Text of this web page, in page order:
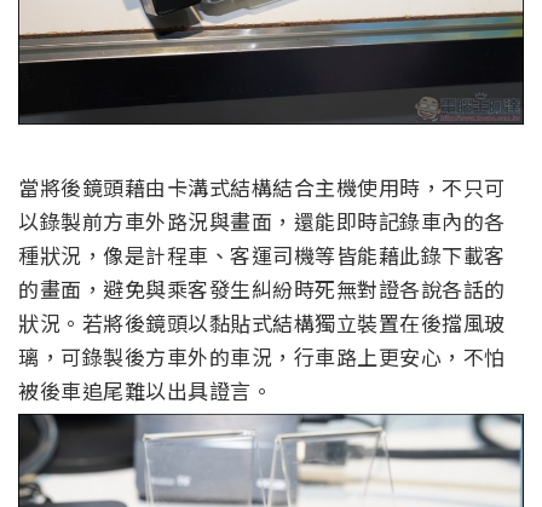
當將後鏡頭藉由卡溝式結構結合主機使用時，不只可
以錄製前方車外路況與畫面，還能即時記錄車內的各
種狀況，像是計程車、客運司機等皆能藉此錄下載客
的畫面，避免與乘客發生糾紛時死無對證各說各話的
狀況。若將後鏡頭以黏貼式結構獨立裝置在後擋風玻
璃，可錄製後方車外的車況，行車路上更安心，不怕
被後車追尾難以出具證言。